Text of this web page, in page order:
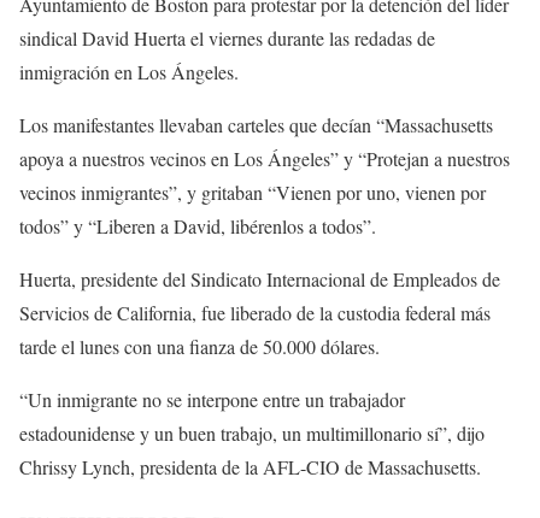
sindical David Huerta el viernes durante las redadas de
inmigración en Los Ángeles.
Los manifestantes llevaban carteles que decían “Massachusetts
apoya a nuestros vecinos en Los Ángeles” y “Protejan a nuestros
vecinos inmigrantes”, y gritaban “Vienen por uno, vienen por
todos” y “Liberen a David, libérenlos a todos”.
Huerta, presidente del Sindicato Internacional de Empleados de
Servicios de California, fue liberado de la custodia federal más
tarde el lunes con una fianza de 50.000 dólares.
“Un inmigrante no se interpone entre un trabajador
estadounidense y un buen trabajo, un multimillonario sí”, dijo
Chrissy Lynch, presidenta de la AFL-CIO de Massachusetts.